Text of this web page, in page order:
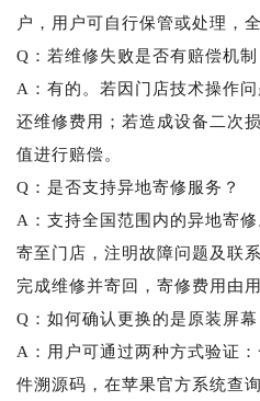
户，用户可自行保管或处理，
Q：若维修失败是否有赔偿机制
A：有的。若因门店技术操作
还维修费用；若造成设备二次
值进行赔偿。
Q：是否支持异地寄修服务？
A：支持全国范围内的异地寄
寄至门店，注明故障问题及联
完成维修并寄回，寄修费用由
Q：如何确认更换的是原装屏幕
A：用户可通过两种方式验证
件溯源码，在苹果官方系统查